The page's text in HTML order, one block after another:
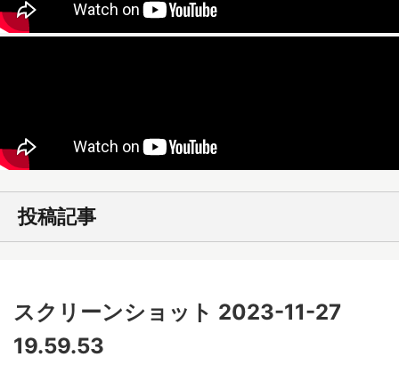
投稿記事
スクリーンショット 2023-11-27
19.59.53